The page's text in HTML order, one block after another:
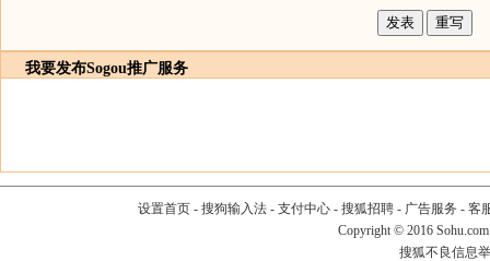
我要发布Sogou推广服务
设置首页- 搜狗输入法- 支付中心- 搜狐招聘- 广告服务 - 客
Copyright © 2016
搜狐不良信息